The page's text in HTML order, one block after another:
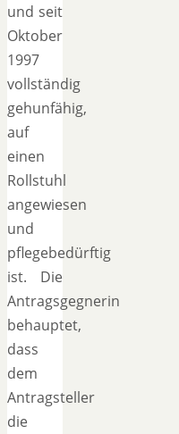
und seit
Oktober
1997
vollständig
gehunfähig,
auf
einen
Rollstuhl
angewiesen
und
pflegebedürftig
ist. Die
Antragsgegnerin
behauptet,
dass
dem
Antragsteller
die